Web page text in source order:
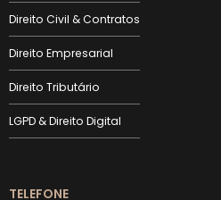
Direito Civil & Contratos
Direito Empresarial
Direito Tributário
LGPD & Direito Digital
TELEFONE